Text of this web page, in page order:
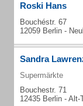
Roski Hans
Bouchéstr. 67
12059 Berlin -
Sandra
Supermärkte
Bouchestr. 71
12435 Berlin - Alt-